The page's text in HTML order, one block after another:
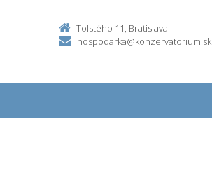
Tolstého 11, Bratislava
hospodarka@konzervatorium.sk